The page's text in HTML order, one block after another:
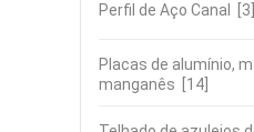
Perfil de Aço Canal [3]
Placas de alumínio,
manganês [14]